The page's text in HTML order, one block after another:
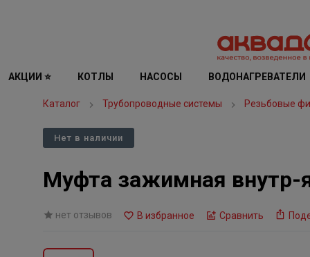
АКЦИИ ⭐ КОТЛЫ НАСОСЫ ВОДОНАГРЕВАТЕЛИ
Каталог Трубопроводные системы Резьбовые
Нет в наличии
Муфта зажимная внутр-
нет отзывов В избранное Сравнить